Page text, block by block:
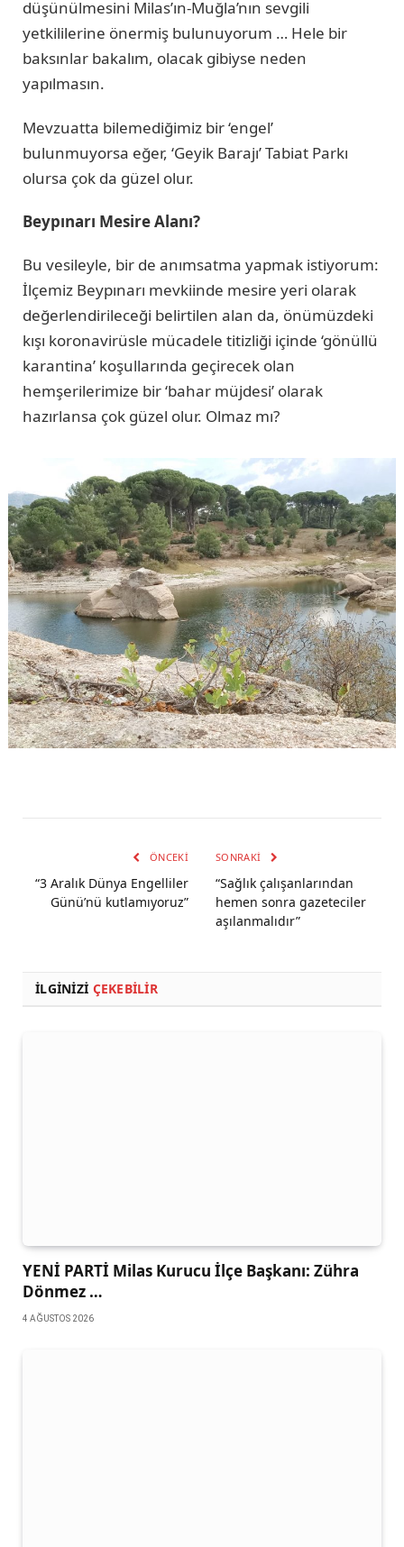
düşünülmesini Milas’ın-Muğla’nın sevgili
yetkililerine önermiş bulunuyorum … Hele bir
baksınlar bakalım, olacak gibiyse neden
yapılmasın.
Mevzuatta bilemediğimiz bir ‘engel’
bulunmuyorsa eğer, ‘Geyik Barajı’ Tabiat Parkı
olursa çok da güzel olur.
Beypınarı Mesire Alanı?
Bu vesileyle, bir de anımsatma yapmak istiyorum:
İlçemiz Beypınarı mevkiinde mesire yeri olarak
değerlendirileceği belirtilen alan da, önümüzdeki
kışı koronavirüsle mücadele titizliği içinde ‘gönüllü
karantina’ koşullarında geçirecek olan
hemşerilerimize bir ‘bahar müjdesi’ olarak
hazırlansa çok güzel olur. Olmaz mı?
ÖNCEKI
“3 Aralık Dünya Engelliler
Günü’nü kutlamıyoruz”
SONRAKI
“Sağlık çalışanlarından
hemen sonra gazeteciler
aşılanmalıdır”
İLGINIZI ÇEKEBILIR
YENİ PARTİ Milas Kurucu İlçe Başkanı: Zühra
Dönmez …
4 AĞUSTOS 2026